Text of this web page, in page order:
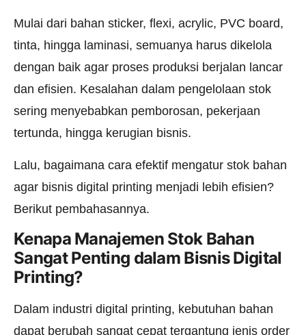
Mulai dari bahan sticker, flexi, acrylic, PVC board,
tinta, hingga laminasi, semuanya harus dikelola
dengan baik agar proses produksi berjalan lancar
dan efisien. Kesalahan dalam pengelolaan stok
sering menyebabkan pemborosan, pekerjaan
tertunda, hingga kerugian bisnis.
Lalu, bagaimana cara efektif mengatur stok bahan
agar bisnis digital printing menjadi lebih efisien?
Berikut pembahasannya.
Kenapa Manajemen Stok Bahan
Sangat Penting dalam Bisnis Digital
Printing?
Dalam industri digital printing, kebutuhan bahan
dapat berubah sangat cepat tergantung jenis order